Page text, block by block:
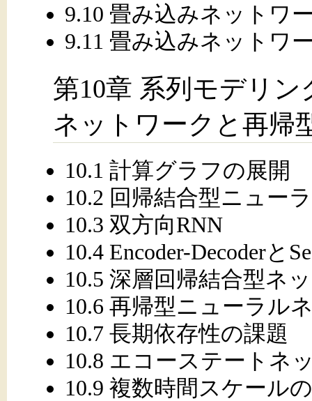
9.10 畳み込みネットワ
9.11 畳み込みネットワ
第10章 系列モデリ
ネットワークと再帰
10.1 計算グラフの展開
10.2 回帰結合型ニュー
10.3 双方向RNN
10.4 Encoder-Decoderと
10.5 深層回帰結合型ネ
10.6 再帰型ニューラル
10.7 長期依存性の課題
10.8 エコーステートネ
10.9 複数時間スケール